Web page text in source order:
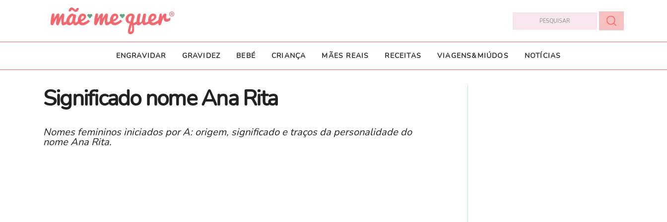
ENGRAVIDAR GRAVIDEZ BEBÉ CRIANÇA MÃES REAIS RECEITAS VIAGENS&MIÚDOS NOTÍCIAS
Significado nome Ana Rita
Nomes femininos iniciados por A: origem, significado e traços da personalidade do
nome Ana Rita.